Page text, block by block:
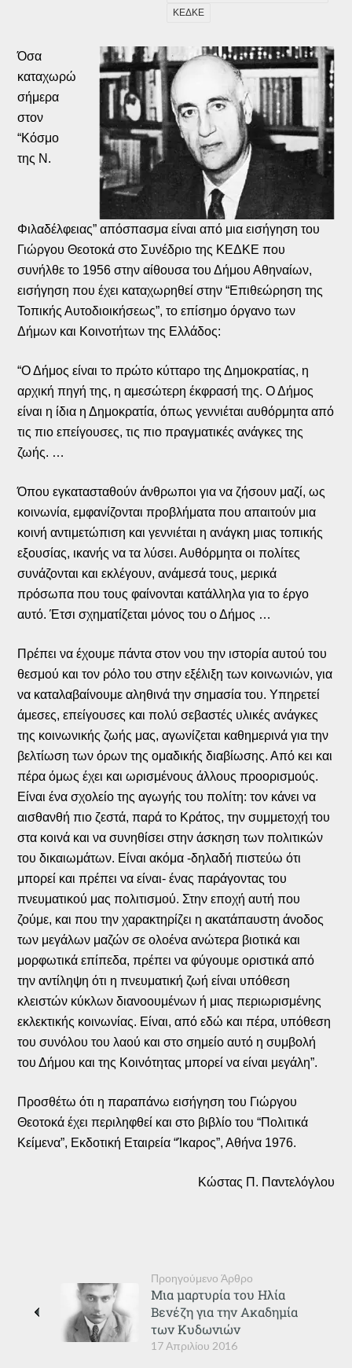
ΚΕΔΚΕ
Όσα
καταχωρώ
σήμερα
στον
“Κόσμο
της Ν.
Φιλαδέλφειας” απόσπασμα είναι από μια εισήγηση του
Γιώργου Θεοτοκά στο Συνέδριο της ΚΕΔΚΕ που
συνήλθε το 1956 στην αίθουσα του Δήμου Αθηναίων,
εισήγηση που έχει καταχωρηθεί στην “Επιθεώρηση της
Τοπικής Αυτοδιοικήσεως”, το επίσημο όργανο των
Δήμων και Κοινοτήτων της Ελλάδος:
“Ο Δήμος είναι το πρώτο κύτταρο της Δημοκρατίας, η
αρχική πηγή της, η αμεσώτερη έκφρασή της. Ο Δήμος
είναι η ίδια η Δημοκρατία, όπως γεννιέται αυθόρμητα από
τις πιο επείγουσες, τις πιο πραγματικές ανάγκες της
ζωής. …
Όπου εγκατασταθούν άνθρωποι για να ζήσουν μαζί, ως
κοινωνία, εμφανίζονται προβλήματα που απαιτούν μια
κοινή αντιμετώπιση και γεννιέται η ανάγκη μιας τοπικής
εξουσίας, ικανής να τα λύσει. Αυθόρμητα οι πολίτες
συνάζονται και εκλέγουν, ανάμεσά τους, μερικά
πρόσωπα που τους φαίνονται κατάλληλα για το έργο
αυτό. Έτσι σχηματίζεται μόνος του ο Δήμος …
Πρέπει να έχουμε πάντα στον νου την ιστορία αυτού του
θεσμού και τον ρόλο του στην εξέλιξη των κοινωνιών, για
να καταλαβαίνουμε αληθινά την σημασία του. Υπηρετεί
άμεσες, επείγουσες και πολύ σεβαστές υλικές ανάγκες
της κοινωνικής ζωής μας, αγωνίζεται καθημερινά για την
βελτίωση των όρων της ομαδικής διαβίωσης. Από κει και
πέρα όμως έχει και ωρισμένους άλλους προορισμούς.
Είναι ένα σχολείο της αγωγής του πολίτη: τον κάνει να
αισθανθή πιο ζεστά, παρά το Κράτος, την συμμετοχή του
στα κοινά και να συνηθίσει στην άσκηση των πολιτικών
του δικαιωμάτων. Είναι ακόμα -δηλαδή πιστεύω ότι
μπορεί και πρέπει να είναι- ένας παράγοντας του
πνευματικού μας πολιτισμού. Στην εποχή αυτή που
ζούμε, και που την χαρακτηρίζει η ακατάπαυστη άνοδος
των μεγάλων μαζών σε ολοένα ανώτερα βιοτικά και
μορφωτικά επίπεδα, πρέπει να φύγουμε οριστικά από
την αντίληψη ότι η πνευματική ζωή είναι υπόθεση
κλειστών κύκλων διανοουμένων ή μιας περιωρισμένης
εκλεκτικής κοινωνίας. Είναι, από εδώ και πέρα, υπόθεση
του συνόλου του λαού και στο σημείο αυτό η συμβολή
του Δήμου και της Κοινότητας μπορεί να είναι μεγάλη”.
Προσθέτω ότι η παραπάνω εισήγηση του Γιώργου
Θεοτοκά έχει περιληφθεί και στο βιβλίο του “Πολιτικά
Κείμενα”, Εκδοτική Εταιρεία “Ίκαρος”, Αθήνα 1976.
Κώστας Π. Παντελόγλου
Προηγούμενο Άρθρο
17 Απριλίου 2016
Μια μαρτυρία του Ηλία
Βενέζη για την Ακαδημία
των Κυδωνιών